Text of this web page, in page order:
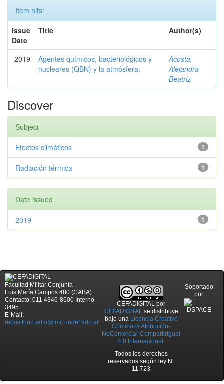
Item hits:
Issue
Date
Title Author(s)
2019
Agentes químicos, bacteriológicos y
nucleares (QBN) y la atmósfera.
Acosta,
Alejandra
Beatriz
Discover
Subject
1
Efectos climáticos
1
Radiación térmica
Date issued
1
2019
Facultad Militar Conjunta
Luis María Campos 480 (CABA)
Contacto: 011 4346-8600 Interno
3495
E-Mail:
repositorio.adm@fmc.undef.edu.ar
CEFADIGITAL por
CEFADIGITALse distribuye
bajo una Licencia Creative
Commons Atribución-
NoComercial-CompartirIgual
4.0 Internacional .
Todos los derechos
reservados según ley N°
11.723
Soportado
por